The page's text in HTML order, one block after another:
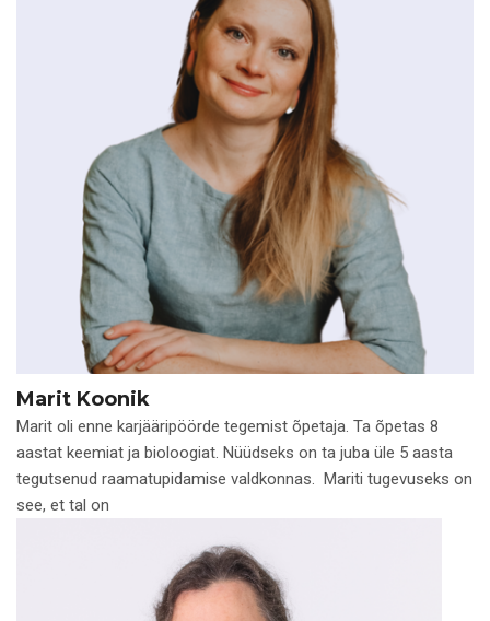
Marit Koonik
Marit oli enne karjääripöörde tegemist õpetaja. Ta õpetas 8
aastat keemiat ja bioloogiat. Nüüdseks on ta juba üle 5 aasta
tegutsenud raamatupidamise valdkonnas. Mariti tugevuseks on
see, et tal on